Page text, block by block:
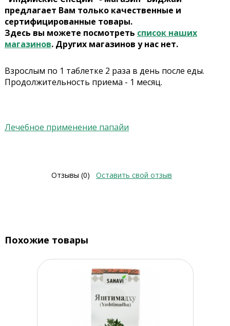
предлагает Вам только качественные и
сертифицированные товары.
Здесь вы можете посмотреть список наших
магазинов. Других магазинов у нас нет.
Взрослым по 1 таблетке 2 раза в день после еды.
Продолжительность приема - 1 месяц.
Лечебное применение папайи
Отзывы (0) Оставить свой отзыв
Похожие товары